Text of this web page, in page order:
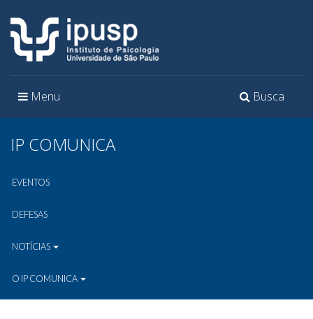
Toggle
Busca
Toggle
Menu
IP COMUNICA
EVENTOS
DEFESAS
NOTÍCIAS
O IP COMUNICA